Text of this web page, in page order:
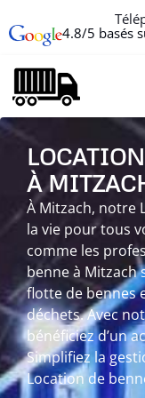
4.8/5 basés
À
À Mitzach, notre
la vie pour tous
comme les
benne à Mitzach
flotte de bennes
déchets. Avec
bénéficiez d’un
Simplifiez la
Location de